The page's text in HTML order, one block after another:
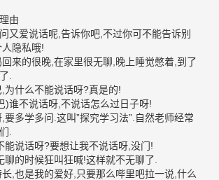
由
又爱说话呢,告诉你吧,不过你可不能告诉别
隐私哦!
来的很晚,在家里很无聊,晚上睡觉憋着,到了
.
为什么不能说话呀?真是的!
)谁不说话呀,不说话怎么过日子呀!
要多学多问.这叫”探究学习法”.自然老师经常
.
能说话呀?要想让我不说话呀,没门!
聊的时候狂叫狂喊!这样就不无聊了.
,也是我的爱好,只要那么哔里吧拉一说,什么